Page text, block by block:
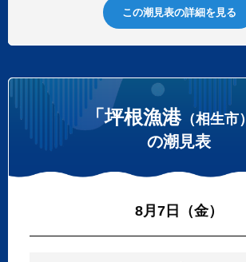
この潮見表の詳細を見る
「坪根漁港（相生市）
の潮見表
8月7日（金）